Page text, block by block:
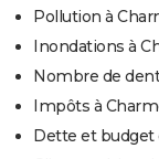
Pollution à
Inondations à
Nombre de
Impôts à
Dette et budget